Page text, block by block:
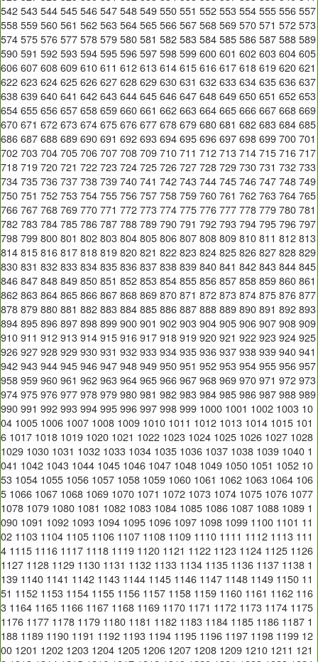
542 543 544 545 546 547 548 549 550 551 552 553 554 555 556 557
558 559 560 561 562 563 564 565 566 567 568 569 570 571 572 573
574 575 576 577 578 579 580 581 582 583 584 585 586 587 588 589
590 591 592 593 594 595 596 597 598 599 600 601 602 603 604 605
606 607 608 609 610 611 612 613 614 615 616 617 618 619 620 621
622 623 624 625 626 627 628 629 630 631 632 633 634 635 636 637
638 639 640 641 642 643 644 645 646 647 648 649 650 651 652 653
654 655 656 657 658 659 660 661 662 663 664 665 666 667 668 669
670 671 672 673 674 675 676 677 678 679 680 681 682 683 684 685
686 687 688 689 690 691 692 693 694 695 696 697 698 699 700 701
702 703 704 705 706 707 708 709 710 711 712 713 714 715 716 717
718 719 720 721 722 723 724 725 726 727 728 729 730 731 732 733
734 735 736 737 738 739 740 741 742 743 744 745 746 747 748 749
750 751 752 753 754 755 756 757 758 759 760 761 762 763 764 765
766 767 768 769 770 771 772 773 774 775 776 777 778 779 780 781
782 783 784 785 786 787 788 789 790 791 792 793 794 795 796 797
798 799 800 801 802 803 804 805 806 807 808 809 810 811 812 813
814 815 816 817 818 819 820 821 822 823 824 825 826 827 828 829
830 831 832 833 834 835 836 837 838 839 840 841 842 843 844 845
846 847 848 849 850 851 852 853 854 855 856 857 858 859 860 861
862 863 864 865 866 867 868 869 870 871 872 873 874 875 876 877
878 879 880 881 882 883 884 885 886 887 888 889 890 891 892 893
894 895 896 897 898 899 900 901 902 903 904 905 906 907 908 909
910 911 912 913 914 915 916 917 918 919 920 921 922 923 924 925
926 927 928 929 930 931 932 933 934 935 936 937 938 939 940 941
942 943 944 945 946 947 948 949 950 951 952 953 954 955 956 957
958 959 960 961 962 963 964 965 966 967 968 969 970 971 972 973
974 975 976 977 978 979 980 981 982 983 984 985 986 987 988 989
990 991 992 993 994 995 996 997 998 999 1000 1001 1002 1003 10
04 1005 1006 1007 1008 1009 1010 1011 1012 1013 1014 1015 101
6 1017 1018 1019 1020 1021 1022 1023 1024 1025 1026 1027 1028
1029 1030 1031 1032 1033 1034 1035 1036 1037 1038 1039 1040 1
041 1042 1043 1044 1045 1046 1047 1048 1049 1050 1051 1052 10
53 1054 1055 1056 1057 1058 1059 1060 1061 1062 1063 1064 106
5 1066 1067 1068 1069 1070 1071 1072 1073 1074 1075 1076 1077
1078 1079 1080 1081 1082 1083 1084 1085 1086 1087 1088 1089 1
090 1091 1092 1093 1094 1095 1096 1097 1098 1099 1100 1101 11
02 1103 1104 1105 1106 1107 1108 1109 1110 1111 1112 1113 111
4 1115 1116 1117 1118 1119 1120 1121 1122 1123 1124 1125 1126
1127 1128 1129 1130 1131 1132 1133 1134 1135 1136 1137 1138 1
139 1140 1141 1142 1143 1144 1145 1146 1147 1148 1149 1150 11
51 1152 1153 1154 1155 1156 1157 1158 1159 1160 1161 1162 116
3 1164 1165 1166 1167 1168 1169 1170 1171 1172 1173 1174 1175
1176 1177 1178 1179 1180 1181 1182 1183 1184 1185 1186 1187 1
188 1189 1190 1191 1192 1193 1194 1195 1196 1197 1198 1199 12
00 1201 1202 1203 1204 1205 1206 1207 1208 1209 1210 1211 121